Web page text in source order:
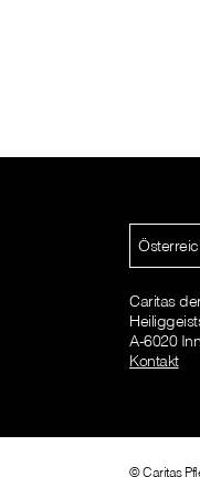
Caritas
A-6020
Kontakt
© Caritas